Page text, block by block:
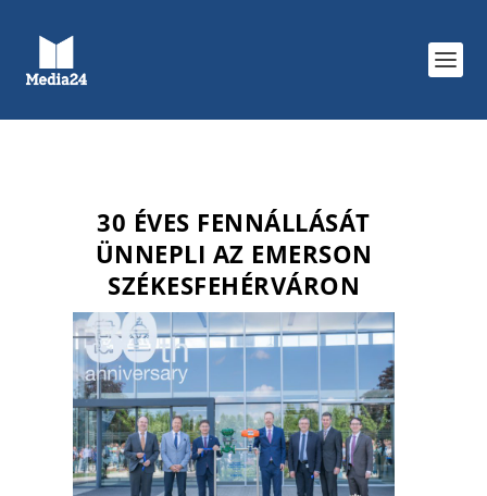
30 ÉVES FENNÁLLÁSÁT
ÜNNEPLI AZ EMERSON
SZÉKESFEHÉRVÁRON